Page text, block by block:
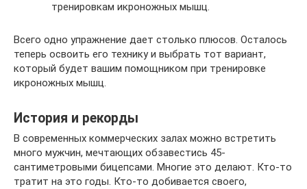
тренировкам икроножных мышц.
Всего одно упражнение дает столько плюсов. Осталось
теперь освоить его технику и выбрать тот вариант,
который будет вашим помощником при тренировке
икроножных мышц.
История и рекорды
В современных коммерческих залах можно встретить
много мужчин, мечтающих обзавестись 45-
сантиметровыми бицепсами. Многие это делают. Кто-то
тратит на это годы. Кто-то добивается своего,